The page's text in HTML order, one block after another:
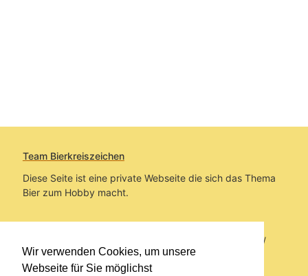
Wir verwenden Cookies, um unsere
Webseite für Sie möglichst
Team Bierkreiszeichen
Diese Seite ist eine private Webseite die sich das Thema
Bier zum Hobby macht.
Sie befinden sich auf https://www.bierkreiszeichen.at/
im Pfad:Bierkreiszeichen/Gesammelte Biere